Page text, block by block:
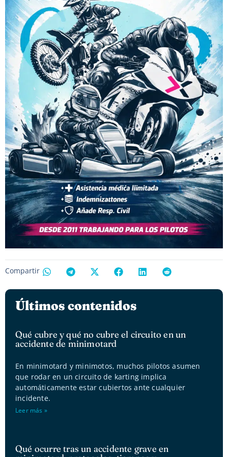
Compartir
Últimos contenidos
Qué cubre y qué no cubre el circuito en un
accidente de minimotard
En minimotard y minimotos, muchos pilotos asumen
que rodar en un circuito de karting implica
automáticamente estar cubiertos ante cualquier
incidente.
Leer más »
Qué ocurre tras un accidente grave en